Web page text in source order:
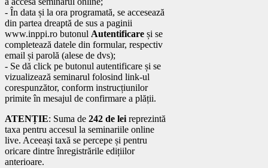
- În data și la ora programată, se accesează
din partea dreaptă de sus a paginii
www.inppi.ro butonul Autentificare și se
completează datele din formular, respectiv
email și parolă (alese de dvs);
- Se dă click pe butonul autentificare și se
vizualizează seminarul folosind link-ul
corespunzător, conform instrucțiunilor
primite în mesajul de confirmare a plății.
ATENȚIE: Suma de 242 de lei reprezintă
taxa pentru accesul la seminariile online
live. Aceeași taxă se percepe și pentru
oricare dintre înregistrările edițiilor
anterioare.